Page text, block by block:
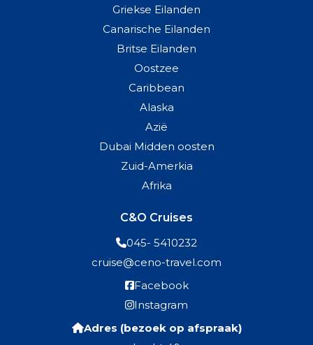
Griekse Eilanden
Canarische Eilanden
Britse Eilanden
Oostzee
Caribbean
Alaska
Azië
Dubai Midden oosten
Zuid-Amerkia
Afrika
C&O Cruises
045- 5410232
cruise@ceno-travel.com
Facebook
Instagram
Adres (bezoek op afspraak)